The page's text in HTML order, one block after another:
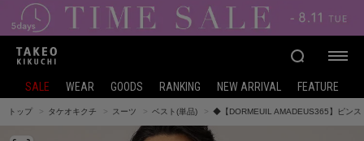
SALE WEAR GOODS RANKING NEW ARRIVAL FEATURE
トップ タケオキクチ スーツ ベスト(単品) ◆【DORMEUIL AMADEUS365】ピンス